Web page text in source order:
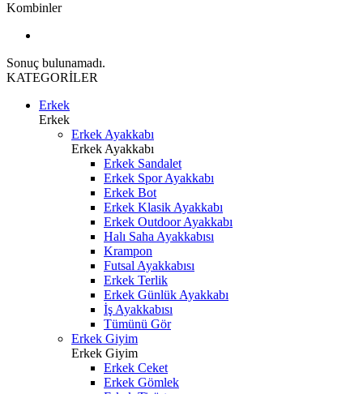
Kombinler
Sonuç bulunamadı.
KATEGORİLER
Erkek
Erkek
Erkek Ayakkabı
Erkek Ayakkabı
Erkek Sandalet
Erkek Spor Ayakkabı
Erkek Bot
Erkek Klasik Ayakkabı
Erkek Outdoor Ayakkabı
Halı Saha Ayakkabısı
Krampon
Futsal Ayakkabısı
Erkek Terlik
Erkek Günlük Ayakkabı
İş Ayakkabısı
Tümünü Gör
Erkek Giyim
Erkek Giyim
Erkek Ceket
Erkek Gömlek